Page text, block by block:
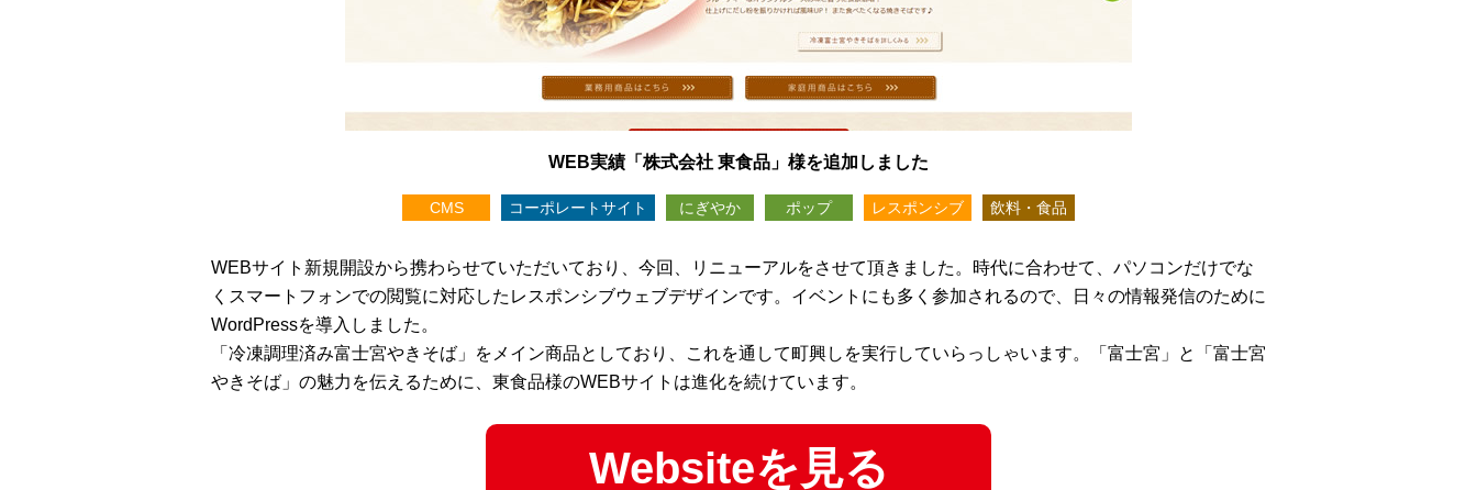
WEB実績「株式会社 東食品」様を追加しました
CMS コーポレートサイト にぎやか ポップ レスポンシブ 飲料・食品
WEBサイト新規開設から携わらせていただいており、今回、リニューアルをさせて頂きました。時代に合わせて、パソコンだけでな
くスマートフォンでの閲覧に対応したレスポンシブウェブデザインです。イベントにも多く参加されるので、日々の情報発信のために
WordPressを導入しました。
「冷凍調理済み富士宮やきそば」をメイン商品としており、これを通して町興しを実行していらっしゃいます。「富士宮」と「富士宮
やきそば」の魅力を伝えるために、東食品様のWEBサイトは進化を続けています。
Websiteを見る